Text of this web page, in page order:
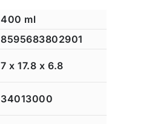
400 ml
8595683802901
7 x 17.8 x 6.8
34013000